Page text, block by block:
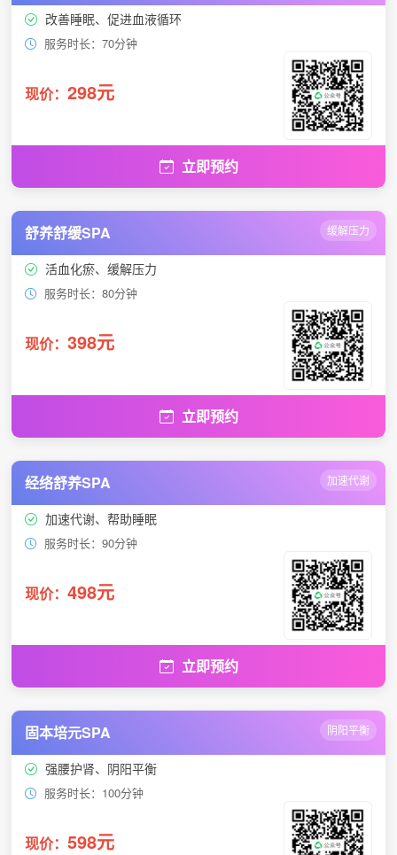
改善睡眠、促进血液循环
服务时长：70分钟
现价： 298元
立即预约
舒养舒缓SPA 缓解压力
活血化瘀、缓解压力
服务时长：80分钟
现价： 398元
立即预约
经络舒养SPA 加速代谢
加速代谢、帮助睡眠
服务时长：90分钟
现价： 498元
立即预约
固本培元SPA 阴阳平衡
强腰护肾、阴阳平衡
服务时长：100分钟
现价： 598元